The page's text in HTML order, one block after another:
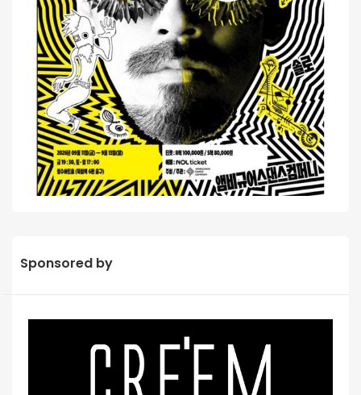
Sponsored by